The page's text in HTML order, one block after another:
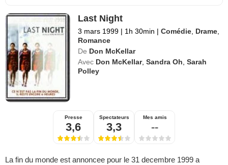
Last Night
3 mars 1999 | 1h 30min | Comédie Drame
Romance
De Don McKellar
Avec Don McKellar,Sandra Oh ,Sarah
Polley
Presse
3,6
Spectateurs
3,3
Mes amis
--
La fin du monde est annoncee pour le 31 decembre 1999 a